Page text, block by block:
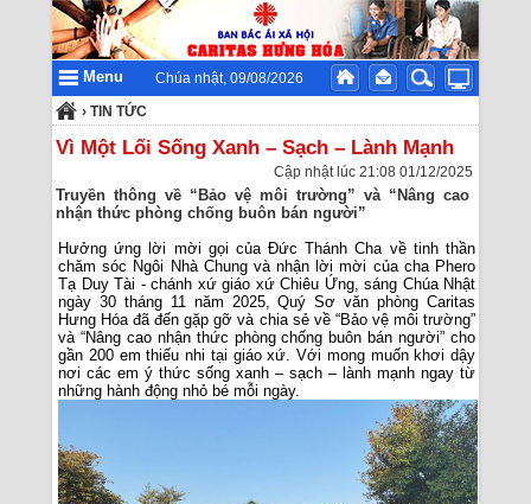
Menu
Chúa nhật, 09/08/2026
› TIN TỨC
Vì Một Lối Sống Xanh – Sạch – Lành Mạnh
Cập nhật lúc 21:08 01/12/2025
Truyền thông về “Bảo vệ môi trường” và “Nâng cao
nhận thức phòng chống buôn bán người”
Hưởng ứng lời mời gọi của Đức Thánh Cha về tinh thần
chăm sóc Ngôi Nhà Chung và nhận lời mời của cha Phero
Tạ Duy Tài - chánh xứ giáo xứ Chiêu Ứng, sáng Chúa Nhật
ngày 30 tháng 11 năm 2025, Quý Sơ văn phòng Caritas
Hưng Hóa đã đến gặp gỡ và chia sẻ về “Bảo vệ môi trường”
và “Nâng cao nhận thức phòng chống buôn bán người” cho
gần 200 em thiếu nhi tại giáo xứ. Với mong muốn khơi dậy
nơi các em ý thức sống xanh – sạch – lành mạnh ngay từ
những hành động nhỏ bé mỗi ngày.